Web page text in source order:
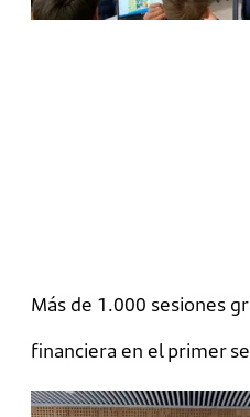
Más de 1.000 sesiones
financiera en el primer